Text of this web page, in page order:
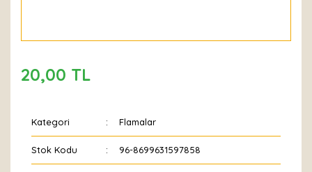
20,00 TL
Kategori Flamalar
Stok Kodu 96-8699631597858